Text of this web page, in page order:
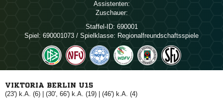
Assistenten:
Zuschauer:
Staffel-ID: 690001
Spiel: 690001073 / Spielklasse: Regionalfreundschaftsspiele
VIKTORIA BERLIN U15
(23') k.A. (6) | (30', 66') k.A. (19) | (46') k.A. (4)